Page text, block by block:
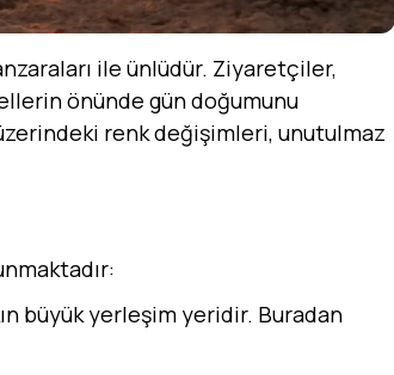
ile ünlüdür. Ziyaretçiler,
önünde gün doğumunu
renk değişimleri, unutulmaz
büyük yerleşim yeridir. Buradan